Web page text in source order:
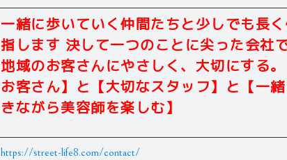
一緒に歩いていく仲間たちと少しでも長
指します 決して一つのことに尖った会社
地域のお客さんにやさしく、大切にする
お客さん】と【大切なスタッフ】と【一
きながら美容師を楽しむ】
https://street-life8.com/contact/